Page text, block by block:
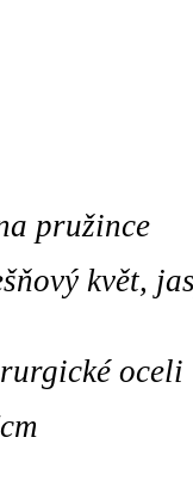
pružince
květ,
oceli